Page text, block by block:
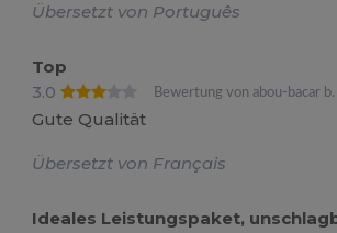
Übersetzt von Português
Top
3.0
Bewertung von abou-bacar b.
Gute Qualität
Übersetzt von Français
Ideales Leistungspaket,